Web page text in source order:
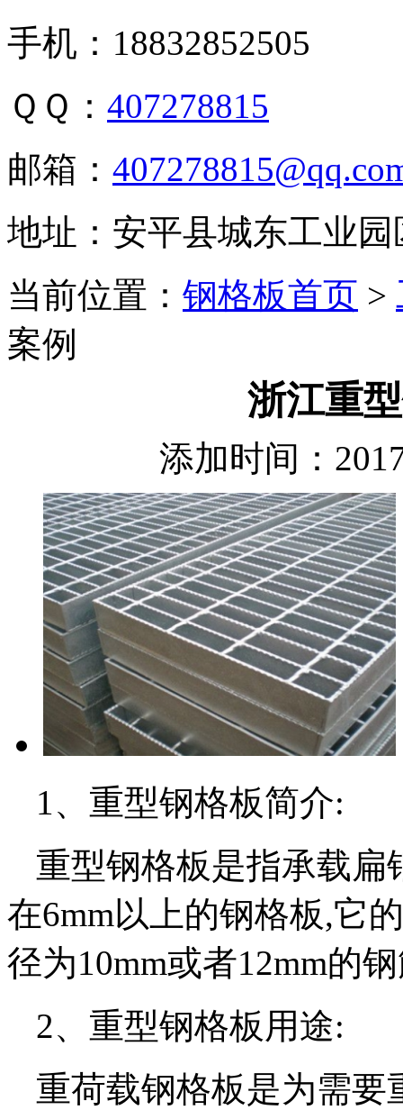
手机：18832852505
ＱＱ： 407278815
邮箱：
地址：安平县城东工业园
当前位置： 钢格板首页 >
案例
浙江重
添加时间：
1、重型钢格板简介:
重型钢格板是指承载扁
在6mm以上的钢格板,它
径为10mm或者12mm的
2、重型钢格板用途:
重荷载钢格板是为需要